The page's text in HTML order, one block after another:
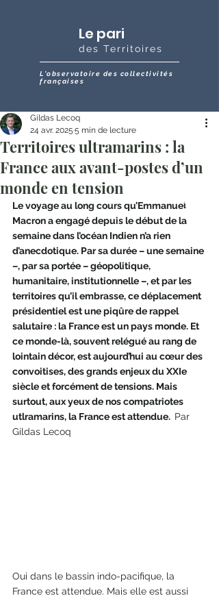
Le pari
des Territoires
L'observatoire des collectivités
françaises
Territoires ultramarins : la
France aux avant-postes d’un
monde en tension
Gildas Lecoq
24 avr. 2025 5 min de lecture
Le voyage au long cours qu’Emmanuel
Macron a engagé depuis le début de la
semaine dans l’océan Indien n’a rien
d’anecdotique. Par sa durée – une semaine
–, par sa portée – géopolitique,
humanitaire, institutionnelle –, et par les
territoires qu’il embrasse, ce déplacement
présidentiel est une piqûre de rappel
salutaire : la France est un pays monde. Et
ce monde-là, souvent relégué au rang de
lointain décor, est aujourd’hui au cœur des
convoitises, des grands enjeux du XXIe
siècle et forcément de tensions. Mais
surtout, aux yeux de nos compatriotes
utlramarins, la France est attendue. Par
Gildas Lecoq
Oui dans le bassin indo-pacifique, la
France est attendue. Mais elle est aussi